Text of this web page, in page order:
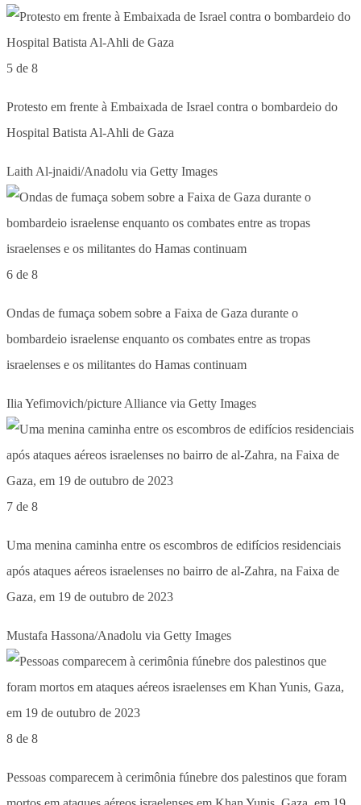
5 de 8
Protesto em frente à Embaixada de Israel contra o bombardeio do
Hospital Batista Al-Ahli de Gaza
Laith Al-jnaidi/Anadolu via Getty Images
6 de 8
Ondas de fumaça sobem sobre a Faixa de Gaza durante o
bombardeio israelense enquanto os combates entre as tropas
israelenses e os militantes do Hamas continuam
Ilia Yefimovich/picture Alliance via Getty Images
7 de 8
Uma menina caminha entre os escombros de edifícios residenciais
após ataques aéreos israelenses no bairro de al-Zahra, na Faixa de
Gaza, em 19 de outubro de 2023
Mustafa Hassona/Anadolu via Getty Images
8 de 8
Pessoas comparecem à cerimônia fúnebre dos palestinos que foram